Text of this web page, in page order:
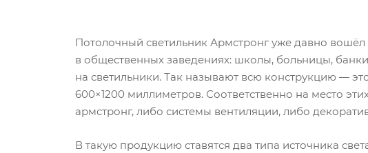
Потолочный светильник Армстронг уже давно
в общественных заведениях: школы, больницы,
на светильники. Так называют всю конструкцию —
600×1200 миллиметров. Соответственно на место
армстронг, либо системы вентиляции, либо
В такую продукцию ставятся два типа источника